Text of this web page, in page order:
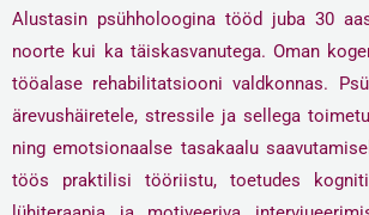
Alustasin psühholoogina tööd juba 30
noorte kui ka täiskasvanutega. Oman
tööalase rehabilitatsiooni valdkonnas.
ärevushäiretele, stressile ja sellega
ning emotsionaalse tasakaalu
töös praktilisi tööriistu, toetudes